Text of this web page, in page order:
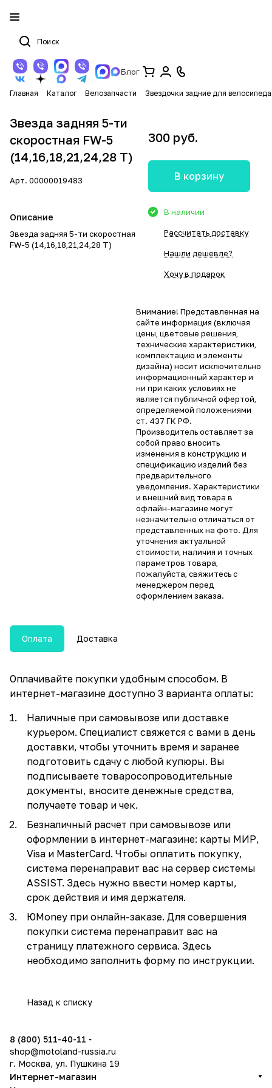
Блог
Главная Каталог Велозапчасти Звездочки задние для велосипеда
Звезда задняя 5-ти
скоростная FW-5
(14,16,18,21,24,28 T)
Арт. 00000019483
Описание
Звезда задняя 5-ти скоростная
FW-5 (14,16,18,21,24,28 T)
300 руб.
В корзину
В наличии
Рассчитать доставку
Нашли дешевле?
Хочу в подарок
Внимание! Представленная на
сайте информация (включая
цены, цветовые решения,
технические характеристики,
комплектацию и элементы
дизайна) носит исключительно
информационный характер и
ни при каких условиях не
является публичной офертой,
определяемой положениями
ст. 437 ГК РФ.
Производитель оставляет за
собой право вносить
изменения в конструкцию и
спецификацию изделий без
предварительного
уведомления. Характеристики
и внешний вид товара в
офлайн-магазине могут
незначительно отличаться от
представленных на фото. Для
уточнения актуальной
стоимости, наличия и точных
параметров товара,
пожалуйста, свяжитесь с
менеджером перед
оформлением заказа.
Оплата Доставка
Оплачивайте покупки удобным способом. В
интернет-магазине доступно 3 варианта оплаты:
Наличные при самовывозе или доставке
курьером. Специалист свяжется с вами в день
доставки, чтобы уточнить время и заранее
подготовить сдачу с любой купюры. Вы
подписываете товаросопроводительные
документы, вносите денежные средства,
получаете товар и чек.
Безналичный расчет при самовывозе или
оформлении в интернет-магазине: карты МИР,
Visa и MasterCard. Чтобы оплатить покупку,
система перенаправит вас на сервер системы
ASSIST. Здесь нужно ввести номер карты,
срок действия и имя держателя.
ЮMoney при онлайн-заказе. Для совершения
покупки система перенаправит вас на
страницу платежного сервиса. Здесь
необходимо заполнить форму по инструкции.
Назад к списку
8 (800) 511-40-11
shop@motoland-russia.ru
г. Москва, ул. Пушкина 19
Интернет-магазин